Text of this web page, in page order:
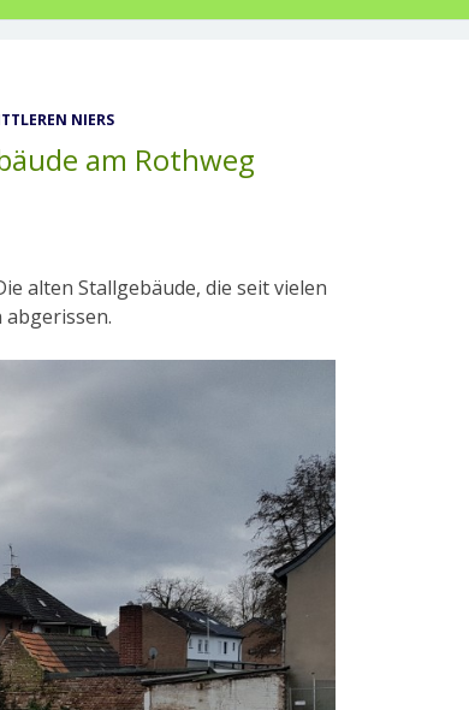
NIERS
am Rothweg
alten Stallgebäude, die seit vielen